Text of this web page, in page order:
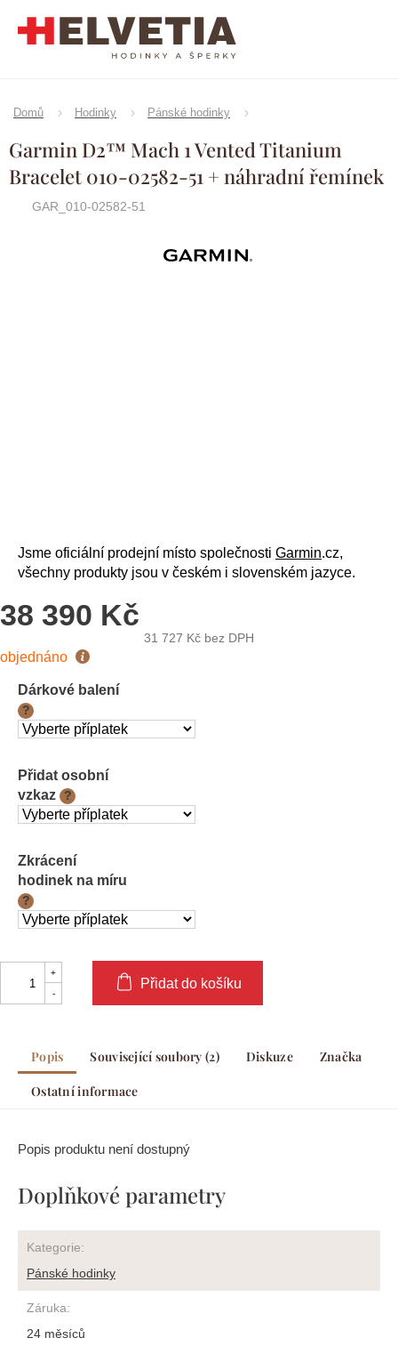
Domů Hodinky Pánské hodinky
Garmin D2™ Mach 1 Vented Titanium
Bracelet 010-02582-51 + náhradní řemínek
GAR_010-02582-51
Značka:Garmin
38 390 Kč
31 727 Kč bez DPH
Měrná
objednáno
Dárkové balení
?
Přidat osobní
vzkaz
?
Zkrácení
hodinek na míru
?
Přidat do košíku
Jsme oficiální prodejní místo společnosti Garmin.cz,
všechny produkty jsou v českém i slovenském jazyce.
Popis Související soubory (2) Diskuze Značka
Ostatní informace
Popis produktu není dostupný
Doplňkové parametry
Kategorie:
Pánské hodinky
Záruka:
24 měsíců